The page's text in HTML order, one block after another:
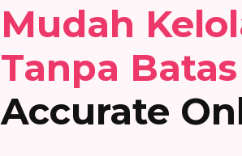
Mudah
Tanpa Batas
Accurate